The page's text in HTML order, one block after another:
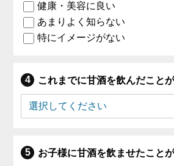
健康・美容に良い
あまりよく知らない
特にイメージがない
これまでに甘酒を飲んだこと
お子様に甘酒を飲ませたこと